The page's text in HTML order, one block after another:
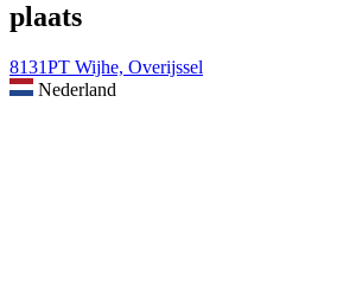
plaats
8131PT Wijhe, Overijssel
Nederland